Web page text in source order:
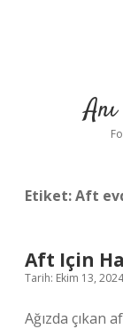
Etiket:Aft
Aft Için
Tarih: Ekim 13, 2024
Ağızda çıkan